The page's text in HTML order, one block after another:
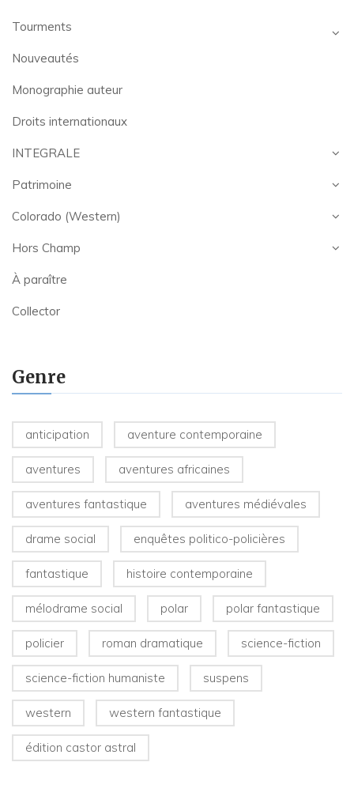
Tourments
Nouveautés
Monographie auteur
Droits internationaux
INTEGRALE
Patrimoine
Colorado (Western)
Hors Champ
À paraître
Collector
Genre
anticipation aventure contemporaine
aventures aventures africaines
aventures fantastique aventures médiévales
drame social enquêtes politico-policières
fantastique histoire contemporaine
mélodrame social polar polar fantastique
policier roman dramatique science-fiction
science-fiction humaniste suspens
western western fantastique
édition castor astral